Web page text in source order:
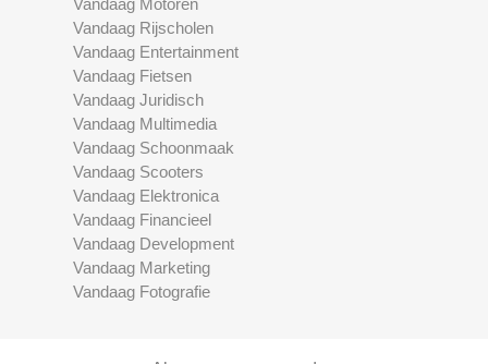
Vandaag Rijscholen
Vandaag Entertainment
Vandaag Fietsen
Vandaag Juridisch
Vandaag Multimedia
Vandaag Schoonmaak
Vandaag Scooters
Vandaag Elektronica
Vandaag Financieel
Vandaag Development
Vandaag Marketing
Vandaag Fotografie